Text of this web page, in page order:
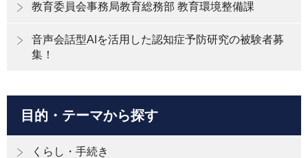
教育委員会事務局教育総務部 教育環境整備課
音声会話型AIを活用した認知症予防研究の被験者募
集！
目的・テーマから探す
くらし・手続き